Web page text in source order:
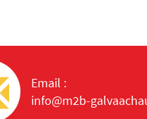
Email :
info@m2b-